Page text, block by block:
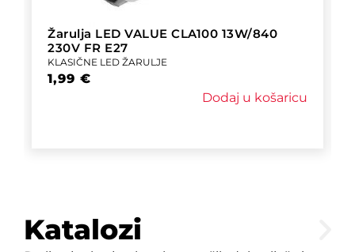
Žarulja LED VALUE CLA100 13W/840
230V FR E27
KLASIČNE LED ŽARULJE
1,99 €
Dodaj u košaricu
Katalozi